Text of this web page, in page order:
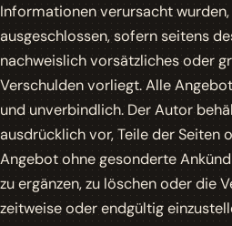
Informationen verursacht
ausgeschlossen, sofern seitens
nachweislich vorsätzliches oder
Verschulden vorliegt. Alle
und unverbindlich. Der Autor
ausdrücklich vor, Teile der Seiten
Angebot ohne gesonderte
zu ergänzen, zu löschen oder die
zeitweise oder endgültig